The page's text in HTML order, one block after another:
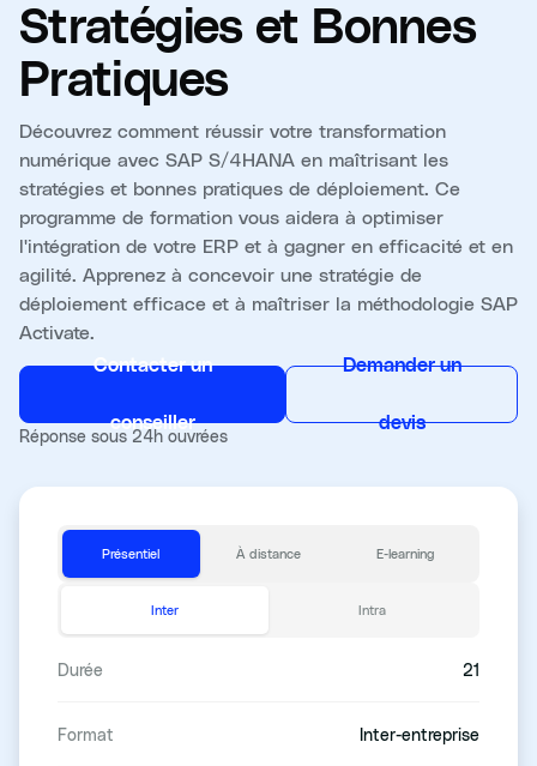
Stratégies et Bonnes
Pratiques
Découvrez comment réussir votre transformation
numérique avec SAP S/4HANA en maîtrisant les
stratégies et bonnes pratiques de déploiement. Ce
programme de formation vous aidera à optimiser
l'intégration de votre ERP et à gagner en efficacité et en
agilité. Apprenez à concevoir une stratégie de
déploiement efficace et à maîtriser la méthodologie SAP
Activate.
Contacter un
conseiller
Demander un
devis
Réponse sous 24h ouvrées
Présentiel À distance E-learning
Inter Intra
Durée 21
Format Inter-entreprise